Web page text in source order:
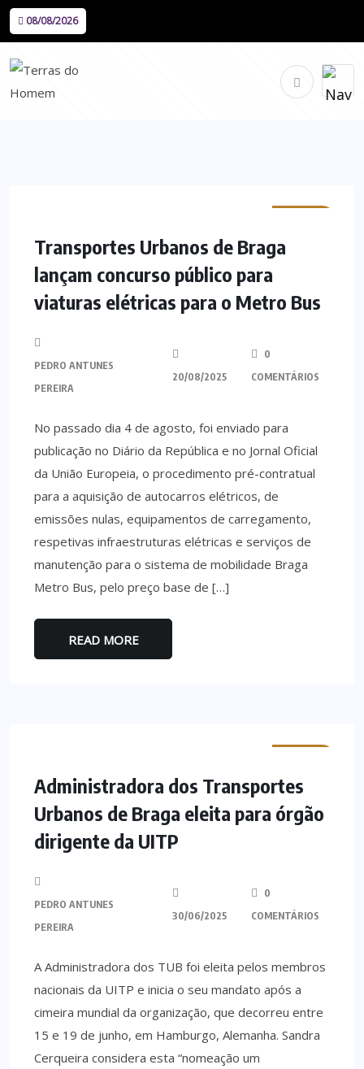
08/08/2026
Transportes Urbanos de Braga
lançam concurso público para
viaturas elétricas para o Metro Bus
PEDRO ANTUNES
PEREIRA
20/08/2025
0
COMENTÁRIOS
No passado dia 4 de agosto, foi enviado para
publicação no Diário da República e no Jornal Oficial
da União Europeia, o procedimento pré-contratual
para a aquisição de autocarros elétricos, de
emissões nulas, equipamentos de carregamento,
respetivas infraestruturas elétricas e serviços de
manutenção para o sistema de mobilidade Braga
Metro Bus, pelo preço base de […]
READ MORE
Administradora dos Transportes
Urbanos de Braga eleita para órgão
dirigente da UITP
PEDRO ANTUNES
PEREIRA
30/06/2025
0
COMENTÁRIOS
A Administradora dos TUB foi eleita pelos membros
nacionais da UITP e inicia o seu mandato após a
cimeira mundial da organização, que decorreu entre
15 e 19 de junho, em Hamburgo, Alemanha. Sandra
Cerqueira considera esta “nomeação um